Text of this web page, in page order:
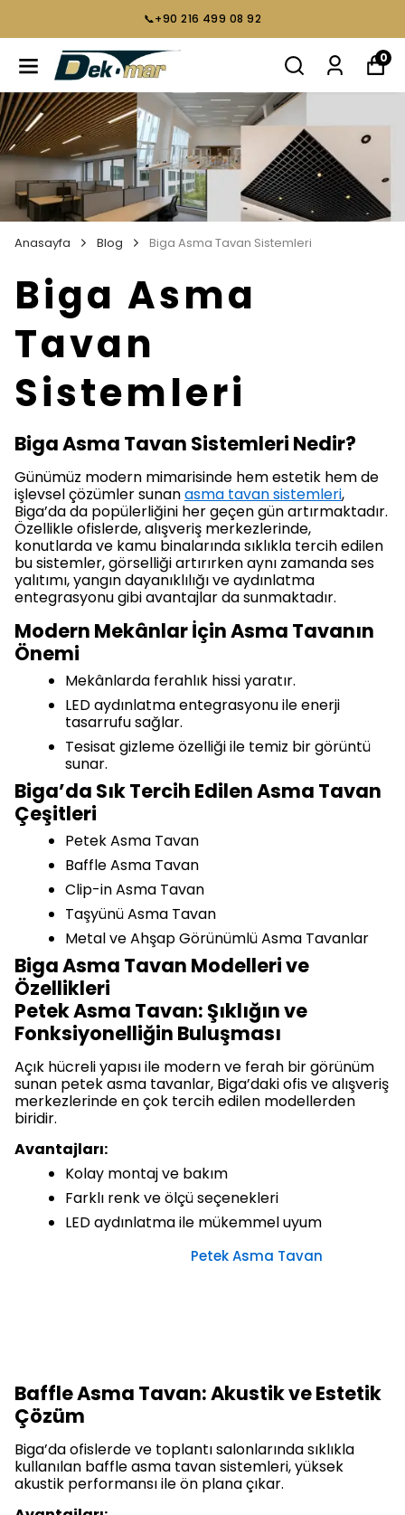
📞+90 216 499 08 92
0
Anasayfa Blog Biga Asma Tavan Sistemleri
Biga Asma
Tavan
Sistemleri
Biga Asma Tavan Sistemleri Nedir?
Günümüz modern mimarisinde hem estetik hem de
işlevsel çözümler sunanasma tavan sistemleri,
Biga’da da popülerliğini her geçen gün artırmaktadır.
Özellikle ofislerde, alışveriş merkezlerinde,
konutlarda ve kamu binalarında sıklıkla tercih edilen
bu sistemler, görselliği artırırken aynı zamanda ses
yalıtımı, yangın dayanıklılığı ve aydınlatma
entegrasyonu gibi avantajlar da sunmaktadır.
Modern Mekânlar İçin Asma Tavanın
Önemi
Mekânlarda ferahlık hissi yaratır.
LED aydınlatma entegrasyonu ile enerji
tasarrufu sağlar.
Tesisat gizleme özelliği ile temiz bir görüntü
sunar.
Biga’da Sık Tercih Edilen Asma Tavan
Çeşitleri
Petek Asma Tavan
Baffle Asma Tavan
Clip-in Asma Tavan
Taşyünü Asma Tavan
Metal ve Ahşap Görünümlü Asma Tavanlar
Biga Asma Tavan Modelleri ve
Özellikleri
Petek Asma Tavan: Şıklığın ve
Fonksiyonelliğin Buluşması
Açık hücreli yapısı ile modern ve ferah bir görünüm
sunan petek asma tavanlar, Biga’daki ofis ve alışveriş
merkezlerinde en çok tercih edilen modellerden
biridir.
Avantajları:
Kolay montaj ve bakım
Farklı renk ve ölçü seçenekleri
LED aydınlatma ile mükemmel uyum
Petek Asma Tavan
Baffle Asma Tavan: Akustik ve Estetik
Çözüm
Biga’da ofislerde ve toplantı salonlarında sıklıkla
kullanılan baffle asma tavan sistemleri, yüksek
akustik performansı ile ön plana çıkar.